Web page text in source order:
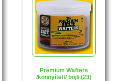
Prémium Wafters
/könnyített/ bojli (23)